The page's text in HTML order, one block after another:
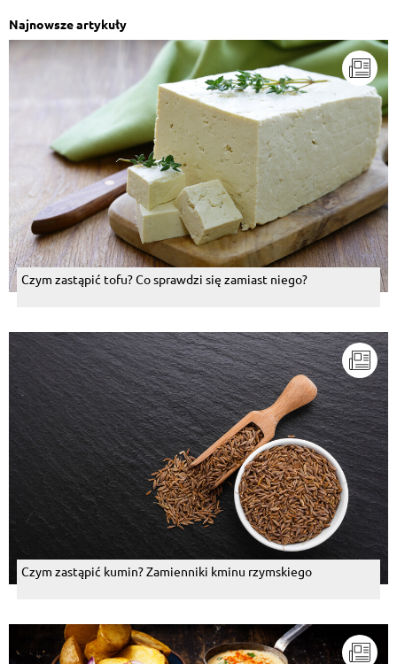
Najnowsze artykuły
Czym zastąpić tofu? Co sprawdzi się zamiast niego?
Czym zastąpić kumin? Zamienniki kminu rzymskiego